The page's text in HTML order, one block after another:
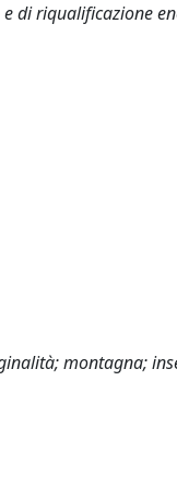
di riqualificazione
montagna;